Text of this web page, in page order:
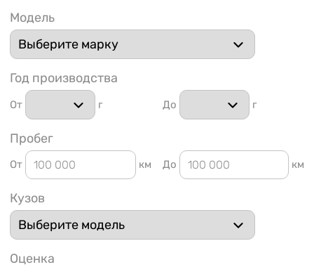
91
Модель
Год производства
От г До г
Пробег
От км До км
Кузов
Оценка